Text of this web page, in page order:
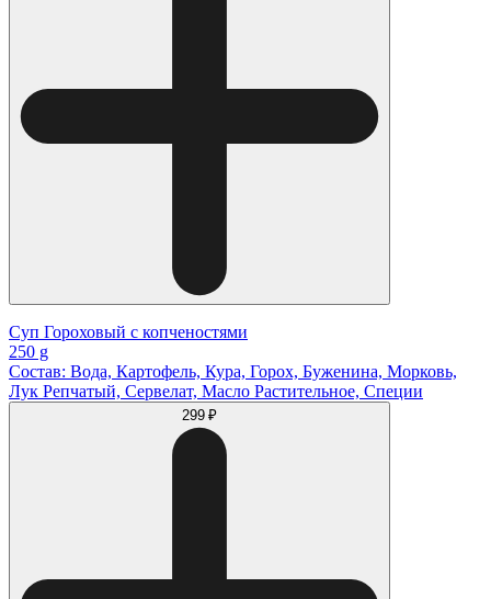
Суп Гороховый с копченостями
250 g
Состав: Вода, Картофель, Кура, Горох, Буженина, Морковь,
Лук Репчатый, Сервелат, Масло Растительное, Специи
299 ₽